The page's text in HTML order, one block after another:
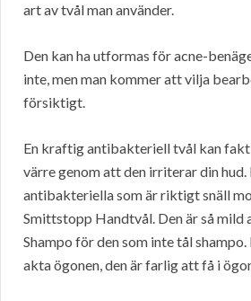
art av tvål man använder.
Den kan ha utformas för acne-
inte, men man kommer att vilja
försiktigt.
En kraftig antibakteriell tvål kan
värre genom att den irriterar din hud.
antibakteriella som är riktigt snäll
Smittstopp Handtvål. Den är så mild
Shampo för den som inte tål
akta ögonen, den är farlig att få i